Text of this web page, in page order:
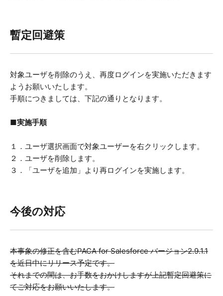
暫定回避策
対象ユーザを削除のうえ、再度ログインを実施いただきます
ようお願いいたします。
手順につきましては、下記の通りとなります。
■実施手順
１．ユーザ選択画面で対象ユーザーを右クリックします。
２．ユーザを削除します。
３．「ユーザを追加」より再ログインを実施します。
今後の対応
本事象の修正を含むPACA for Salesforce バージョン2.9.1.1
を近日中にリリース予定です。
それまでの間は、お手数をおかけしますが上記暫定回避策に
てご対応をお願いいたします。